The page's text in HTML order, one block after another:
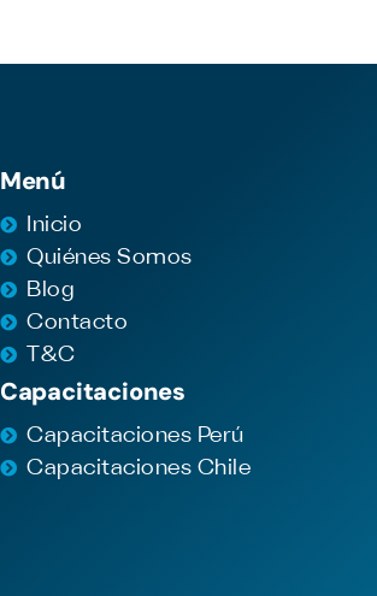
Menú
Inicio
Quiénes Somos
Blog
Contacto
T&C
Capacitaciones
Capacitaciones Perú
Capacitaciones Chile